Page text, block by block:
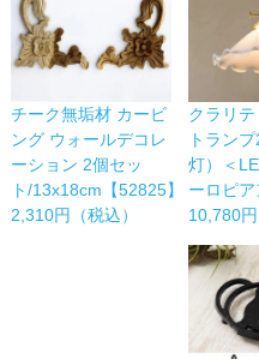
チーク無垢材 カービ
ング ウォールデコレ
ーション 2個セッ
ト/13x18cm【52825】
2,310円（税込）
クラリ
トラン
灯）＜
ーロピア
10,780円